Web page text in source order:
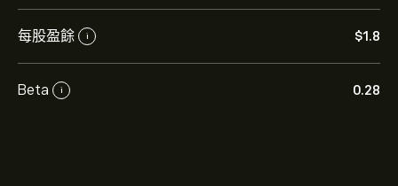
每股盈餘 i ‎$‎1.8
Beta i 0.28
Energy Inc的預測。查看最新預測以了解未來價格走勢。